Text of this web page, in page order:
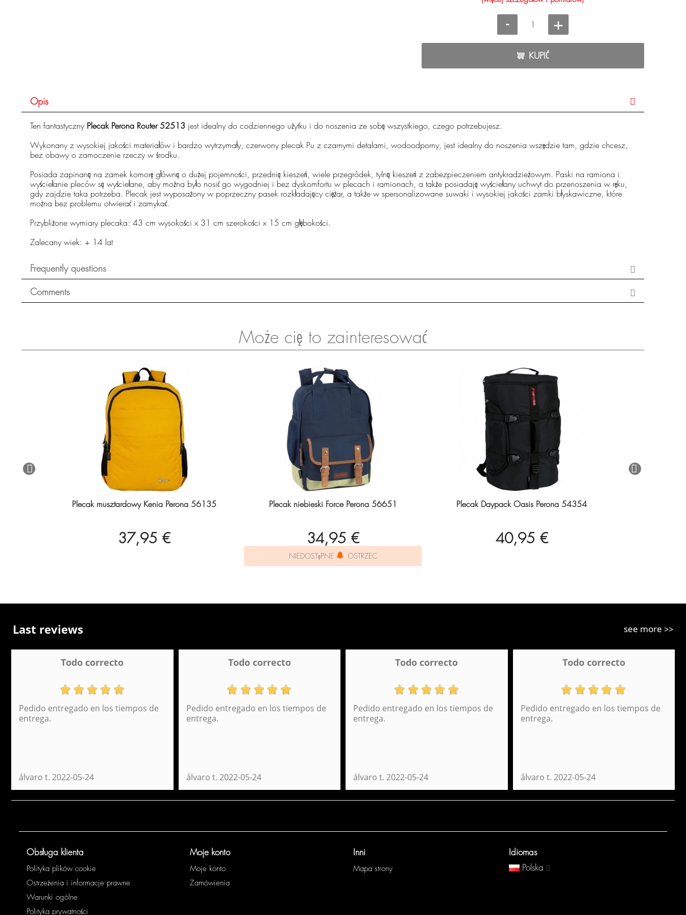
- +
KUPIĆ
Opis
Ten fantastyczny Plecak Perona Router 52513 jest idealny do codziennego użytku i do noszenia ze sobą wszystkiego, czego potrzebujesz.
Wykonany z wysokiej jakości materiałów i bardzo wytrzymały, czerwony plecak Pu z czarnymi detalami, wodoodporny, jest idealny do noszenia wszędzie tam, gdzie chcesz,
bez obawy o zamoczenie rzeczy w środku.
Posiada zapinaną na zamek komorę główną o dużej pojemności, przednią kieszeń, wiele przegródek, tylną kieszeń z zabezpieczeniem antykradzieżowym. Paski na ramiona i
wyściełanie pleców są wyściełane, aby można było nosić go wygodniej i bez dyskomfortu w plecach i ramionach, a także posiadają wyściełany uchwyt do przenoszenia w ręku,
gdy zajdzie taka potrzeba. Plecak jest wyposażony w poprzeczny pasek rozkładający ciężar, a także w spersonalizowane suwaki i wysokiej jakości zamki błyskawiczne, które
można bez problemu otwierać i zamykać.
Przybliżone wymiary plecaka: 43 cm wysokości x 31 cm szerokości x 15 cm głębokości.
Zalecany wiek: + 14 lat
Frequently questions
Comments
Może cię to zainteresować
Plecak musztardowy Kenia Perona 56135
37,95 €
Plecak niebieski Force Perona 56651
34,95 €
NIEDOSTęPNE OSTRZEC
Plecak Daypack Oasis Perona 54354
40,95 €
Plecak Daypack Elegance Perona 52515
Plecak z uchwytem czerwony Norway Perona
Plecak Daypack Predator Perona 51846
Last reviews see more >>
Todo correcto
Pedido entregado en los tiempos de
entrega.
álvaro t. 2022-05-24
Todo correcto
Pedido entregado en los tiempos de
entrega.
álvaro t. 2022-05-24
Todo correcto
Pedido entregado en los tiempos de
entrega.
álvaro t. 2022-05-24
Todo correcto
Pedido entregado en los tiempos de
entrega.
álvaro t. 2022-05-24
Obsługa klienta
Polityka plików cookie
Ostrzeżenia i informacje prawne
Warunki ogólne
Polityka prywatności
Moje konto
Moje konto
Zamówienia
Inni
Mapa strony
Idiomas
Polska